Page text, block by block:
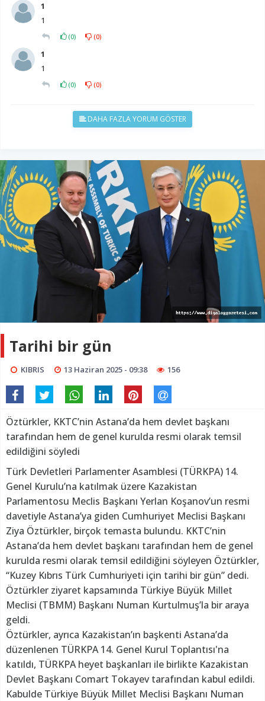
1
1
(0) (0)
1
1
(0) (0)
DAHA FAZLA YORUM GÖSTER
Tarihi bir gün
KIBRIS 13 Haziran 2025 - 09:38 156
Öztürkler, KKTC’nin Astana’da hem devlet başkanı
tarafından hem de genel kurulda resmi olarak temsil
edildiğini söyledi
Türk Devletleri Parlamenter Asamblesi (TÜRKPA) 14.
Genel Kurulu’na katılmak üzere Kazakistan
Parlamentosu Meclis Başkanı Yerlan Koşanov’un resmi
davetiyle Astana’ya giden Cumhuriyet Meclisi Başkanı
Ziya Öztürkler, birçok temasta bulundu. KKTC’nin
Astana’da hem devlet başkanı tarafından hem de genel
kurulda resmi olarak temsil edildiğini söyleyen Öztürkler,
“Kuzey Kıbrıs Türk Cumhuriyeti için tarihi bir gün” dedi.
Öztürkler ziyaret kapsamında Türkiye Büyük Millet
Meclisi (TBMM) Başkanı Numan Kurtulmuş’la bir araya
geldi.
Öztürkler, ayrıca Kazakistan’ın başkenti Astana’da
düzenlenen TÜRKPA 14. Genel Kurul Toplantısı'na
katıldı, TÜRKPA heyet başkanları ile birlikte Kazakistan
Devlet Başkanı Comart Tokayev tarafından kabul edildi.
Kabulde Türkiye Büyük Millet Meclisi Başkanı Numan